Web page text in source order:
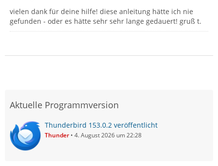
vielen dank für deine hilfe! diese anleitung hätte ich nie
gefunden - oder es hätte sehr sehr lange gedauert! gruß t.
Aktuelle Programmversion
Thunderbird 153.0.2 veröffentlicht
Thunder 4. August 2026 um 22:28